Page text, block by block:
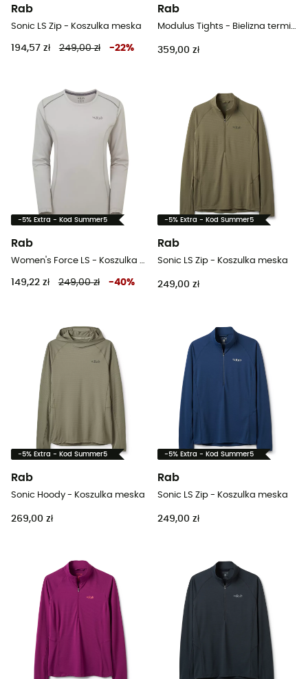
Rab
Sonic LS Zip - Koszulka meska
194,57 zł 249,00 zł -22%
Rab
Modulus Tights - Bielizna termiczna męska
359,00 zł
-5% Extra - Kod Summer5
Rab
Women's Force LS - Koszulka damska
149,22 zł 249,00 zł -40%
-5% Extra - Kod Summer5
Rab
Sonic LS Zip - Koszulka meska
249,00 zł
-5% Extra - Kod Summer5
Rab
Sonic Hoody - Koszulka meska
269,00 zł
-5% Extra - Kod Summer5
Rab
Sonic LS Zip - Koszulka meska
249,00 zł